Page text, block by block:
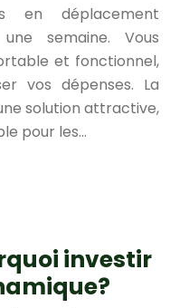
en déplacement
semaine. Vous
et fonctionnel,
vos dépenses. La
solution attractive,
pour les…
investir